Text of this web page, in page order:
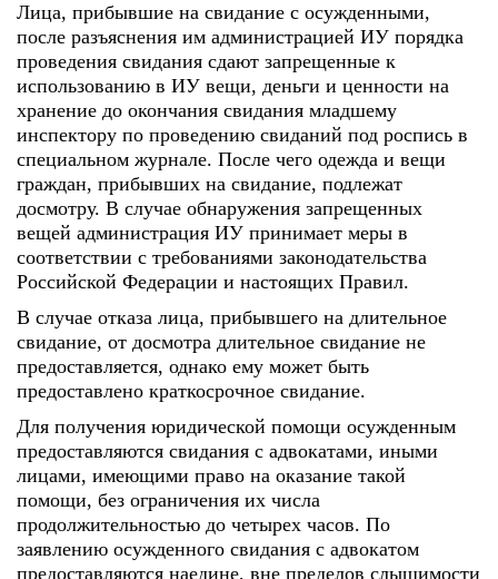
Лица, прибывшие на свидание с осужденными,
после разъяснения им администрацией ИУ порядка
проведения свидания сдают запрещенные к
использованию в ИУ вещи, деньги и ценности на
хранение до окончания свидания младшему
инспектору по проведению свиданий под роспись в
специальном журнале. После чего одежда и вещи
граждан, прибывших на свидание, подлежат
досмотру. В случае обнаружения запрещенных
вещей администрация ИУ принимает меры в
соответствии с требованиями законодательства
Российской Федерации и настоящих Правил.
В случае отказа лица, прибывшего на длительное
свидание, от досмотра длительное свидание не
предоставляется, однако ему может быть
предоставлено краткосрочное свидание.
Для получения юридической помощи осужденным
предоставляются свидания с адвокатами, иными
лицами, имеющими право на оказание такой
помощи, без ограничения их числа
продолжительностью до четырех часов. По
заявлению осужденного свидания с адвокатом
предоставляются наедине, вне пределов слышимости